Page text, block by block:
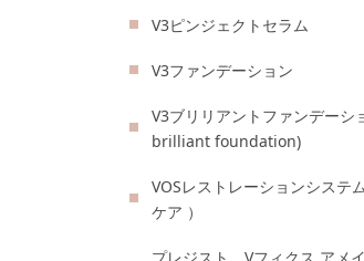
V3ピンジェクトセラム
V3ファンデーション
V3ブリリアントファンデーシ
brilliant foundation)
VOSレストレーションシステ
ケア ）